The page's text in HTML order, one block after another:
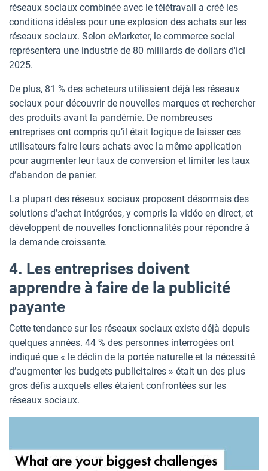
réseaux sociaux combinée avec le télétravail a créé les
conditions idéales pour une explosion des achats sur les
réseaux sociaux. Selon eMarketer, le commerce social
représentera une industrie de 80 milliards de dollars d'ici
2025.
De plus, 81 % des acheteurs utilisaient déjà les réseaux
sociaux pour découvrir de nouvelles marques et rechercher
des produits avant la pandémie. De nombreuses
entreprises ont compris qu’il était logique de laisser ces
utilisateurs faire leurs achats avec la même application
pour augmenter leur taux de conversion et limiter les taux
d’abandon de panier.
La plupart des réseaux sociaux proposent désormais des
solutions d’achat intégrées, y compris la vidéo en direct, et
développent de nouvelles fonctionnalités pour répondre à
la demande croissante.
4. Les entreprises doivent
apprendre à faire de la publicité
payante
Cette tendance sur les réseaux sociaux existe déjà depuis
quelques années. 44 % des personnes interrogées ont
indiqué que « le déclin de la portée naturelle et la nécessité
d’augmenter les budgets publicitaires » était un des plus
gros défis auxquels elles étaient confrontées sur les
réseaux sociaux.